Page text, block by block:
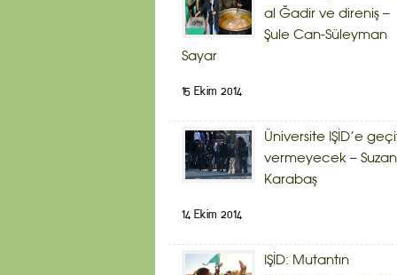
al Ğadir ve direniş –
Şule Can-Süleyman
Sayar
15 Ekim 2014
Üniversite IŞİD’e
vermeyecek – Suzan
Karabaş
14 Ekim 2014
IŞİD: Mutantın